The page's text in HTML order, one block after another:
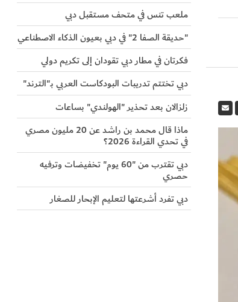
ملعب تنس في متحف مستقبل دبي
"حديقة الصفا 2" في دبي بعيون الذكاء الاصطناعي
فكرتان في مطار دبي تقودان إلى تكريم دولي
دبي تختتم تدريبات البودكاست العربي بـ"الترند"
زلزالان بعد تحذير "الهولندي" بساعات
ماذا قال محمد بن راشد عن 20 مليون مصري
في تحدي القراءة 2026؟
دبي تقترب من "60 يوم" تخفيضات وترفيه
حصري
دبي تفرد أشرعتها لتعليم الإبحار للصغار